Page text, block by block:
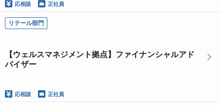
応相談 正社員
リテール部門
【ウェルスマネジメント拠点】ファイナンシャルアド
バイザー
応相談 正社員